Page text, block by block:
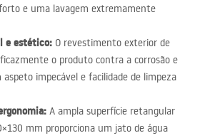
e uma lavagem extremamente
e estético: O revestimento exterior de
o produto contra a corrosão e
impecável e facilidade de limpeza
A ampla superfície retangular
mm proporciona um jato de água